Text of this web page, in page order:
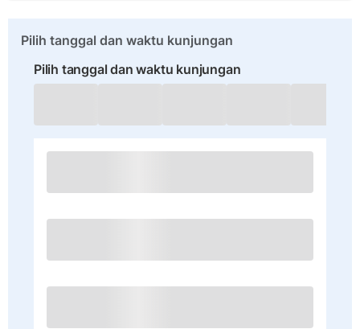
Pilih tanggal dan waktu kunjungan
Pilih tanggal dan waktu kunjungan